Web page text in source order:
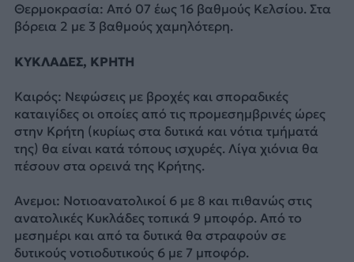
Θερμοκρασία: Από 07 έως 16 βαθμούς Κελσίου. Στα
βόρεια 2 με 3 βαθμούς χαμηλότερη.
ΚΥΚΛΑΔΕΣ, ΚΡΗΤΗ
Καιρός: Νεφώσεις με βροχές και σποραδικές
καταιγίδες οι οποίες από τις προμεσημβρινές ώρες
στην Κρήτη (κυρίως στα δυτικά και νότια τμήματά
της) θα είναι κατά τόπους ισχυρές. Λίγα χιόνια θα
πέσουν στα ορεινά της Κρήτης.
Ανεμοι: Νοτιοανατολικοί 6 με 8 και πιθανώς στις
ανατολικές Κυκλάδες τοπικά 9 μποφόρ. Από το
μεσημέρι και από τα δυτικά θα στραφούν σε
δυτικούς νοτιοδυτικούς 6 με 7 μποφόρ.